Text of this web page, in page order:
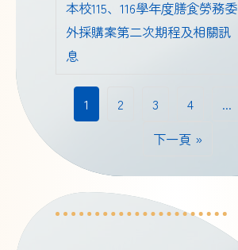
本校115、116學年度膳食勞務委
外採購案第二次期程及相關訊
息
1 2 3 4 ...
下一頁 »